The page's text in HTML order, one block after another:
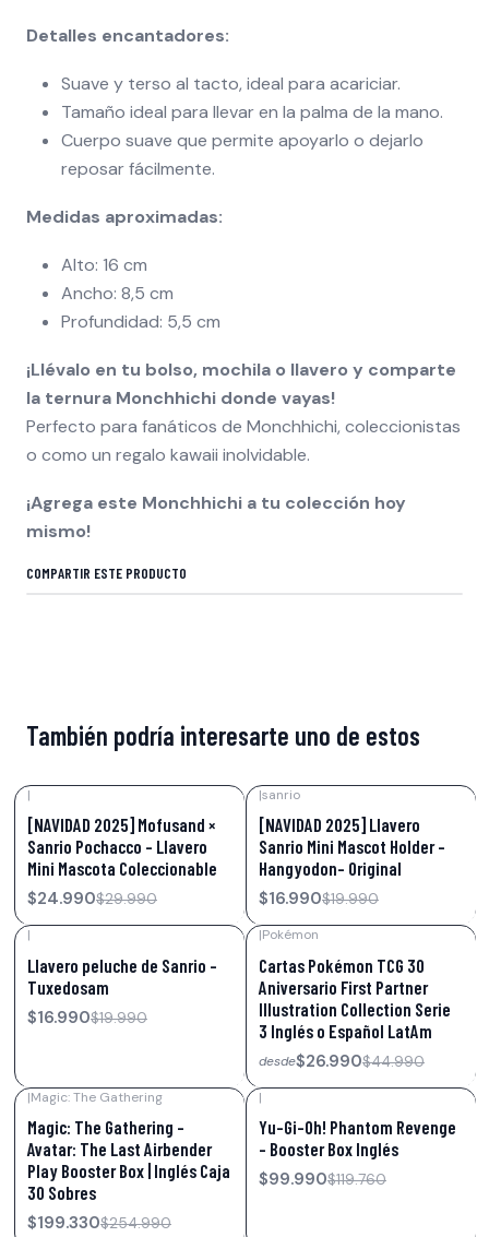
Detalles encantadores:
Suave y terso al tacto, ideal para acariciar.
Tamaño ideal para llevar en la palma de la mano.
Cuerpo suave que permite apoyarlo o dejarlo
reposar fácilmente.
Medidas aproximadas:
Alto: 16 cm
Ancho: 8,5 cm
Profundidad: 5,5 cm
¡Llévalo en tu bolso, mochila o llavero y comparte
la ternura Monchhichi donde vayas!
Perfecto para fanáticos de Monchhichi, coleccionistas
o como un regalo kawaii inolvidable.
¡Agrega este Monchhichi a tu colección hoy
mismo!
COMPARTIR ESTE PRODUCTO
También podría interesarte uno de estos
|
[NAVIDAD 2025] Mofusand ×
Sanrio Pochacco – Llavero
Mini Mascota Coleccionable
$24.990$29.990
|sanrio
[NAVIDAD 2025] Llavero
Sanrio Mini Mascot Holder –
Hangyodon- Original
$16.990$19.990
|
Llavero peluche de Sanrio –
Tuxedosam
$16.990$19.990
|Pokémon
Cartas Pokémon TCG 30
Aniversario First Partner
Illustration Collection Serie
3 Inglés o Español LatAm
desde$26.990$44.990
|Magic: The Gathering
Magic: The Gathering –
Avatar: The Last Airbender
Play Booster Box | Inglés Caja
30 Sobres
$199.330$254.990
|
Yu-Gi-Oh! Phantom Revenge
– Booster Box Inglés
$99.990$119.760